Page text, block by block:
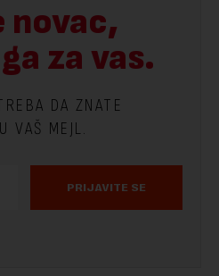
novac,
za vas.
DA ZNATE
VAŠ MEJL.
PRIJAVITE SE